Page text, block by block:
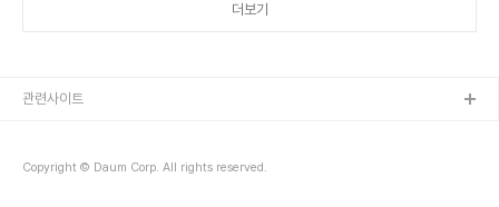
(Get-Credential) ` -CriticalReplicati..더보기
Copyright © Daum Corp. All rights reserved.
관련사이트